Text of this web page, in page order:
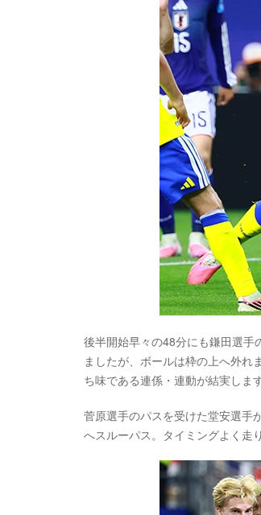
後半開始早々の48分にも鎌田選手
ましたが、ボールは枠の上へ外れ
ち味である連係・連動が結実します
菅原選手のパスを受けた堂安選手
へスルーパス。タイミングよく走